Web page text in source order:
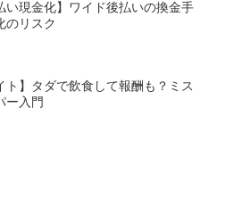
い現金化】ワイド後払いの換金手
のリスク
ト】タダで飲食して報酬も？ミス
ー入門